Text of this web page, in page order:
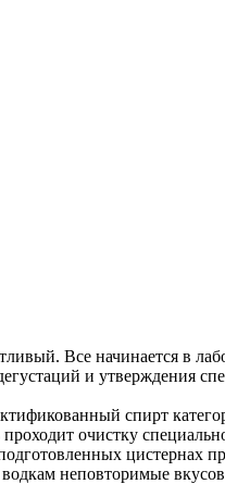
Все начинается в
и утверждения
спирт
очистку
цистернах
неповторимые